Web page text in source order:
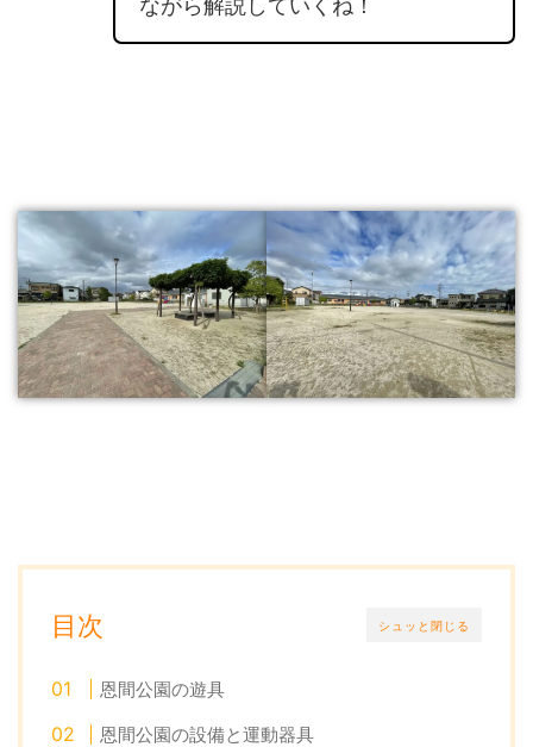
ながら解説していくね！
シュッと閉じる
目次
恩間公園の遊具
恩間公園の設備と運動器具